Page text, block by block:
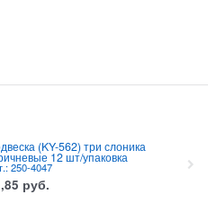
(KY-562) три слоника
12 шт/упаковка
250-4047
руб.